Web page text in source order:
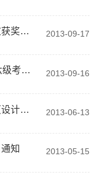
南京大学2013年度本科生优秀毕业论文获奖名单 2013-09-17
【通知】2013年12月全国大学英语四六级考试报名通知 2013-09-16
南京大学关于2013年度本科毕业论文（设计）评优工作的通知 2013-06-13
知 2013-05-15